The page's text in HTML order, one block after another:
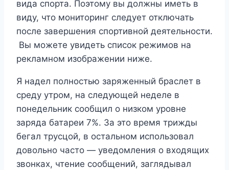
вида спорта. Поэтому вы должны иметь в
виду, что мониторинг следует отключать
после завершения спортивной деятельности.
Вы можете увидеть список режимов на
рекламном изображении ниже.
Я надел полностью заряженный браслет в
среду утром, на следующей неделе в
понедельник сообщил о низком уровне
заряда батареи 7%. За это время трижды
бегал трусцой, в остальном использовал
довольно часто — уведомления о входящих
звонках, чтение сообщений, заглядывал